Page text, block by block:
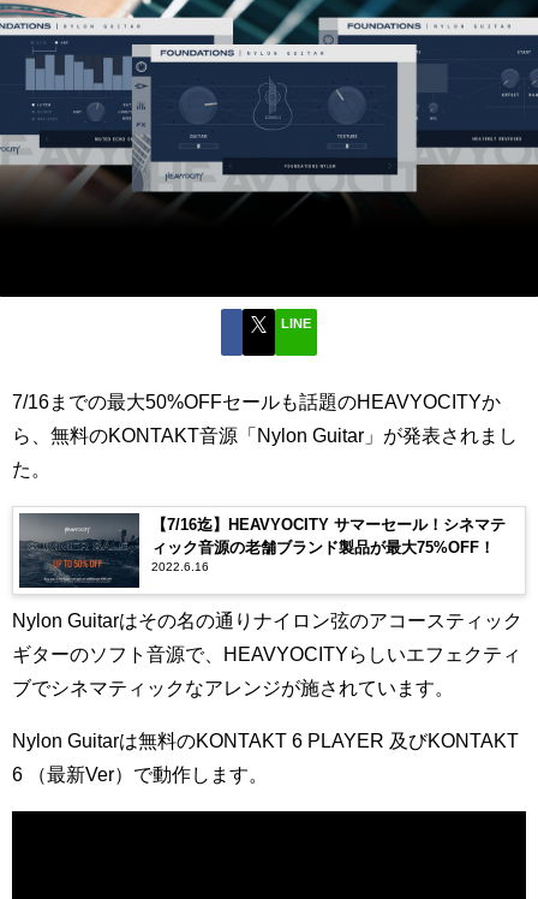
LINE
7/16までの最大50%OFFセールも話題のHEAVYOCITYか
ら、無料のKONTAKT音源「Nylon Guitar」が発表されまし
た。
【7/16迄】HEAVYOCITY サマーセール！シネマテ
ィック音源の老舗ブランド製品が最大75%OFF！
2022.6.16
Nylon Guitarはその名の通りナイロン弦のアコースティック
ギターのソフト音源で、HEAVYOCITYらしいエフェクティ
ブでシネマティックなアレンジが施されています。
Nylon Guitarは無料のKONTAKT 6 PLAYER 及びKONTAKT
6 （最新Ver）で動作します。